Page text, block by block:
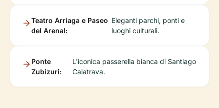
Teatro Arriaga e Paseo
del Arenal:
Eleganti parchi, ponti e
luoghi culturali.
Ponte
Zubizuri:
L'iconica passerella bianca di Santiago
Calatrava.